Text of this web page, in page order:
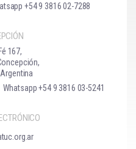
+54 9 3816 02-7288
167,
Whatsapp +54 9 3816 03-5241